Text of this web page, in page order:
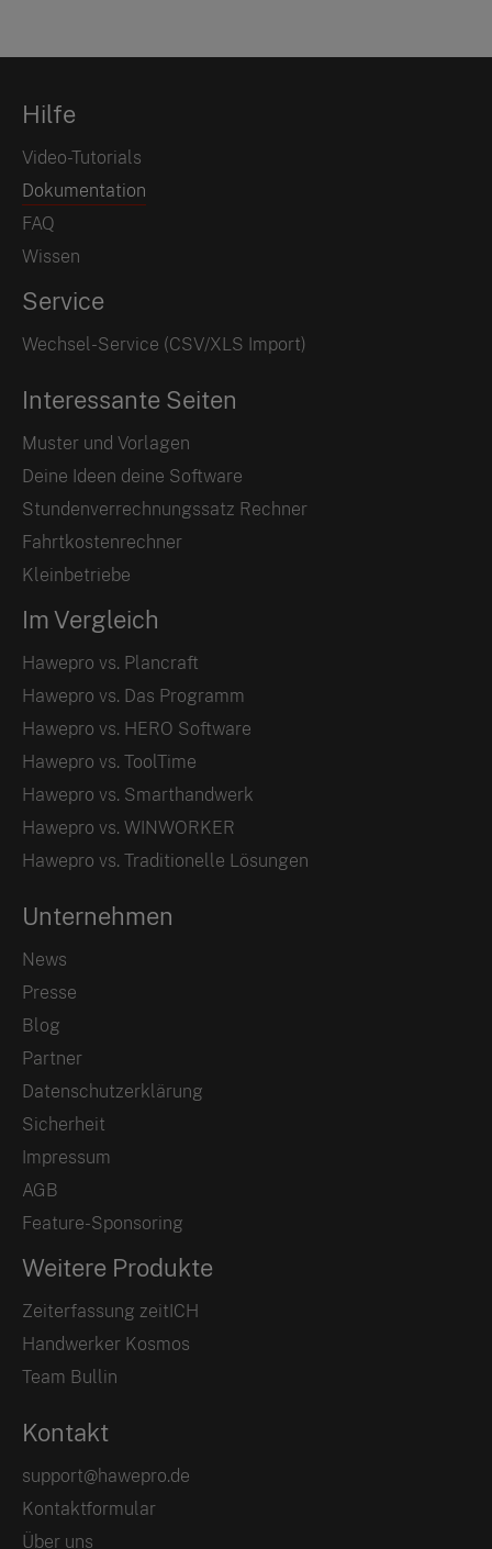
Hilfe
Video-Tutorials
Dokumentation
FAQ
Wissen
Service
Wechsel-Service (CSV/XLS Import)
Interessante Seiten
Muster und Vorlagen
Deine Ideen deine Software
Stundenverrechnungssatz Rechner
Fahrtkostenrechner
Kleinbetriebe
Im Vergleich
Hawepro vs. Plancraft
Hawepro vs. Das Programm
Hawepro vs. HERO Software
Hawepro vs. ToolTime
Hawepro vs. Smarthandwerk
Hawepro vs. WINWORKER
Hawepro vs. Traditionelle Lösungen
Unternehmen
News
Presse
Blog
Partner
Datenschutzerklärung
Sicherheit
Impressum
AGB
Feature-Sponsoring
Weitere Produkte
Zeiterfassung zeitICH
Handwerker Kosmos
Team Bullin
Kontakt
support@hawepro.de
Kontaktformular
Über uns